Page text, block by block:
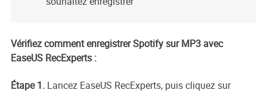
Vérifiez comment enregistrer Spotify sur MP3 avec
EaseUS RecExperts :
Étape 1.Lancez EaseUS RecExperts, puis cliquez sur